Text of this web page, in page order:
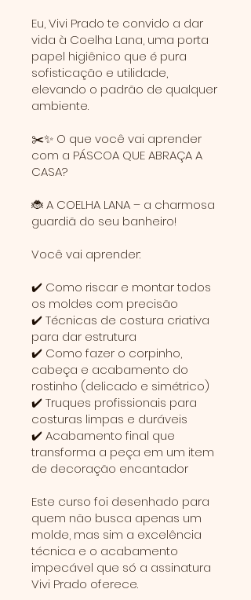
Eu, Vivi Prado te convido a dar
vida à Coelha Lana, uma porta
papel higiênico que é pura
sofisticação e utilidade,
elevando o padrão de qualquer
ambiente.
✂️✨ O que você vai aprender
com a PÁSCOA QUE ABRAÇA A
CASA?
🐞 A COELHA LANA – a charmosa
guardiã do seu banheiro!
Você vai aprender:
✔️ Como riscar e montar todos
os moldes com precisão
✔️ Técnicas de costura criativa
para dar estrutura
✔️ Como fazer o corpinho,
cabeça e acabamento do
rostinho (delicado e simétrico)
✔️ Truques profissionais para
costuras limpas e duráveis
✔️ Acabamento final que
transforma a peça em um item
de decoração encantador
​​Este curso foi desenhado para
quem não busca apenas um
molde, mas sim a excelência
técnica e o acabamento
impecável que só a assinatura
Vivi Prado oferece.